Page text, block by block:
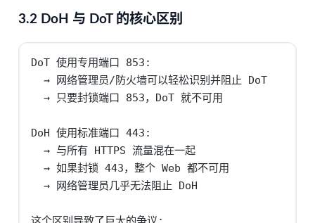
3.2 DoH 与 DoT 的核心区别
DoT 使用专用端口 853:
  → 网络管理员/防火墙可以轻松识别并阻止 DoT
  → 只要封锁端口 853，DoT 就不可用
DoH 使用标准端口 443:
  → 与所有 HTTPS 流量混在一起
  → 如果封锁 443，整个 Web 都不可用
  → 网络管理员几乎无法阻止 DoH